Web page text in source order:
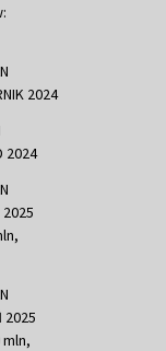
2024
2024
2025